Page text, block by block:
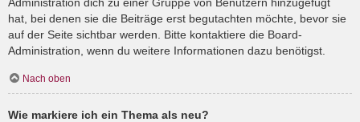
hat, bei denen sie die Beiträge erst begutachten möchte, bevor sie
auf der Seite sichtbar werden. Bitte kontaktiere die Board-
Administration, wenn du weitere Informationen dazu benötigst.
Nach oben
Wie markiere ich ein Thema als neu?